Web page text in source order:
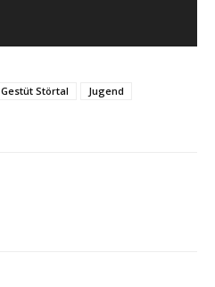
Gestüt Störtal
Jugend